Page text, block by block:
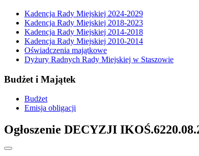
Kadencja Rady Miejskiej 2024-2029
Kadencja Rady Miejskiej 2018-2023
Kadencja Rady Miejskiej 2014-2018
Kadencja Rady Miejskiej 2010-2014
Oświadczenia majątkowe
Dyżury Radnych Rady Miejskiej w Staszowie
Budżet i Majątek
Budżet
Emisja obligacji
Ogłoszenie DECYZJI